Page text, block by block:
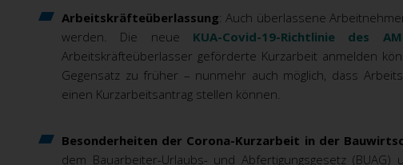
Arbeitskräfteüberlassung: Auch überlassene
werden. Die neue KUA-Covid-19-Richtlinie des
Arbeitskräfteüberlasser geförderte Kurzarbeit anmelden
Gegensatz zu früher – nunmehr auch möglich, dass
einen Kurzarbeitsantrag stellen können.
Besonderheiten der Corona-Kurzarbeit in der
dem Bauarbeiter-Urlaubs- und Abfertigungsgesetz